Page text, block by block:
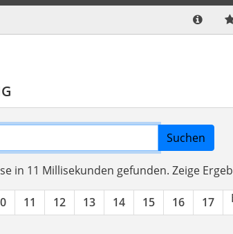
Suchen
in 11 Millisekunden gefunden. Zeige
11 12 13 14 15 16 17